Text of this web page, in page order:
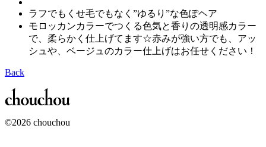
ラフでもくせ毛でもなく”ゆるり”な色ぽヘア
モロッカンカラーでつくる色気と香りの透明感カラー
で、柔らかく仕上げてます☆赤みが強い方でも、アッ
シュや、ベージュのカラー仕上げはお任せください！
Back
©2026 chouchou